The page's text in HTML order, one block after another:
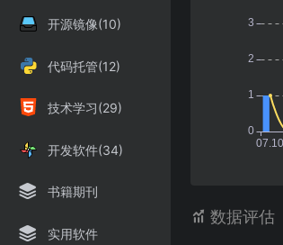
开源镜像(10)
代码托管(12)
技术学习(29)
开发软件(34)
书籍期刊
实用软件
数据评估